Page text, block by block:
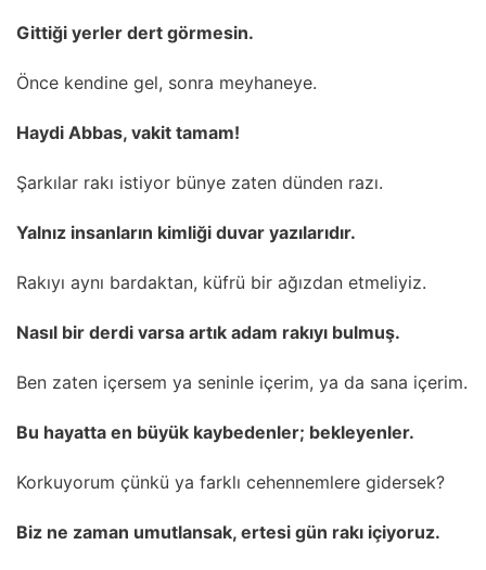
Gittiği yerler dert görmesin.
Önce kendine gel, sonra meyhaneye.
Haydi Abbas, vakit tamam!
Şarkılar rakı istiyor bünye zaten dünden razı.
Yalnız insanların kimliği duvar yazılarıdır.
Rakıyı aynı bardaktan, küfrü bir ağızdan etmeliyiz.
Nasıl bir derdi varsa artık adam rakıyı bulmuş.
Ben zaten içersem ya seninle içerim, ya da sana içerim.
Bu hayatta en büyük kaybedenler; bekleyenler.
Korkuyorum çünkü ya farklı cehennemlere gidersek?
Biz ne zaman umutlansak, ertesi gün rakı içiyoruz.